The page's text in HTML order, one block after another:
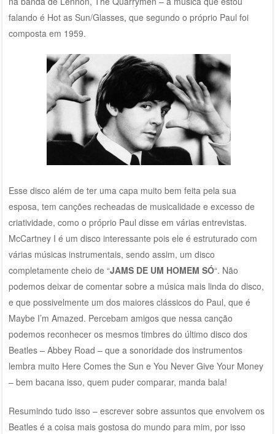
falando é Hot as Sun/Glasses, que segundo o próprio Paul foi
composta em 1959.
Esse disco além de ter uma capa muito bem feita pela sua
esposa, tem canções recheadas de musicalidade e excesso de
criatividade, como o próprio Paul disse em várias entrevistas.
McCartney I é um disco interessante pois ele é estruturado com
várias músicas instrumentais, sendo assim, um disco
completamente cheio de “JAMS DE UM HOMEM SÓ“. Não
podemos deixar de comentar sobre a música mais linda do disco,
e que possivelmente um dos maiores clássicos do Paul, que é
Maybe I’m Amazed. Percebam amigos que nessa canção
podemos reconhecer os mesmos timbres do último disco dos
Beatles – Abbey Road – que a sonoridade dos instrumentos
lembra muito Here Comes the Sun e You Never Give Your Money
– bem bacana isso, quem puder comparar, manda bala!
Resumindo tudo isso – escrever sobre assuntos que envolvem os
Beatles é a coisa mais gostosa do mundo para mim, por isso